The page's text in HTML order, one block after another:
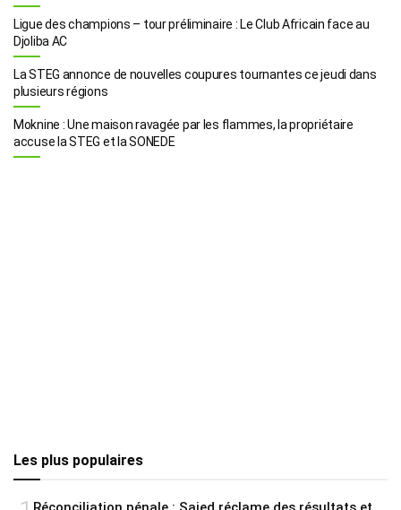
Ligue des champions – tour préliminaire : Le Club Africain face au
Djoliba AC
La STEG annonce de nouvelles coupures tournantes ce jeudi dans
plusieurs régions
Moknine : Une maison ravagée par les flammes, la propriétaire
accuse la STEG et la SONEDE
Les plus populaires